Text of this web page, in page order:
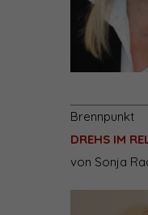
Brennpunkt
DREHS IM
von Sonja